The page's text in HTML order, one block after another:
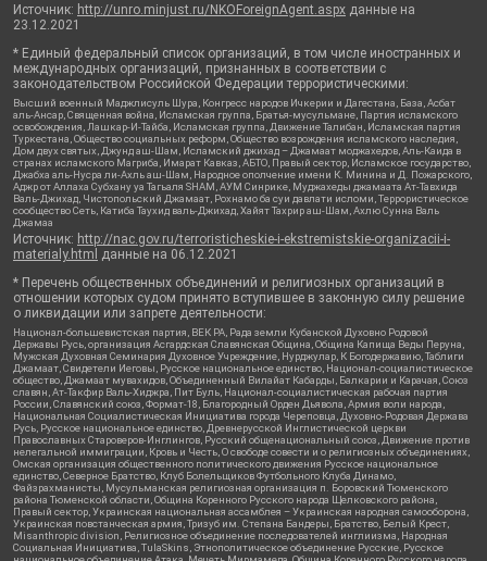
Источник: http://unro.minjust.ru/NKOForeignAgent.aspx данные на
23.12.2021
* Единый федеральный список организаций, в том числе иностранных и
международных организаций, признанных в соответствии с
законодательством Российской Федерации террористическими:
Высший военный Маджлисуль Шура, Конгресс народов Ичкерии и Дагестана, База, Асбат
аль-Ансар, Священная война, Исламская группа, Братья-мусульмане, Партия исламского
освобождения, Лашкар-И-Тайба, Исламская группа, Движение Талибан, Исламская партия
Туркестана, Общество социальных реформ, Общество возрождения исламского наследия,
Дом двух святых, Джунд аш-Шам, Исламский джихад – Джамаат моджахедов, Аль-Каида в
странах исламского Магриба, Имарат Кавказ, АБТО, Правый сектор, Исламское государство,
Джабха аль-Нусра ли-Ахль аш-Шам, Народное ополчение имени К. Минина и Д. Пожарского,
Аджр от Аллаха Субхану уа Тагьаля SHAM, АУМ Синрике, Муджахеды джамаата Ат-Тавхида
Валь-Джихад, Чистопольский Джамаат, Рохнамо ба суи давлати исломи, Террористическое
сообщество Сеть, Катиба Таухид валь-Джихад, Хайят Тахрир аш-Шам, Ахлю Сунна Валь
Джамаа
Источник: http://nac.gov.ru/terroristicheskie-i-ekstremistskie-organizacii-i-
materialy.html данные на 06.12.2021
* Перечень общественных объединений и религиозных организаций в
отношении которых судом принято вступившее в законную силу решение
о ликвидации или запрете деятельности:
Национал-большевистская партия, ВЕК РА, Рада земли Кубанской Духовно Родовой
Державы Русь, организация Асгардская Славянская Община, Община Капища Веды Перуна,
Мужская Духовная Семинария Духовное Учреждение, Нурджулар, К Богодержавию, Таблиги
Джамаат, Свидетели Иеговы, Русское национальное единство, Национал-социалистическое
общество, Джамаат мувахидов, Объединенный Вилайат Кабарды, Балкарии и Карачая, Союз
славян, Ат-Такфир Валь-Хиджра, Пит Буль, Национал-социалистическая рабочая партия
России, Славянский союз, Формат-18, Благородный Орден Дьявола, Армия воли народа,
Национальная Социалистическая Инициатива города Череповца, Духовно-Родовая Держава
Русь, Русское национальное единство, Древнерусской Инглистической церкви
Православных Староверов-Инглингов, Русский общенациональный союз, Движение против
нелегальной иммиграции, Кровь и Честь, О свободе совести и о религиозных объединениях,
Омская организация общественного политического движения Русское национальное
единство, Северное Братство, Клуб Болельщиков Футбольного Клуба Динамо,
Файзрахманисты, Мусульманская религиозная организация п. Боровский Тюменского
района Тюменской области, Община Коренного Русского народа Щелковского района,
Правый сектор, Украинская национальная ассамблея – Украинская народная самооборона,
Украинская повстанческая армия, Тризуб им. Степана Бандеры, Братство, Белый Крест,
Misanthropic division, Религиозное объединение последователей инглиизма, Народная
Социальная Инициатива, TulaSkins, Этнополитическое объединение Русские, Русское